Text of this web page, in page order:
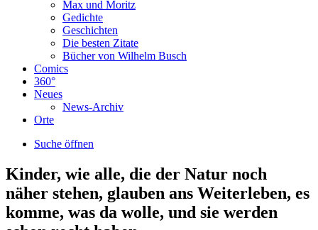
Max und Moritz
Gedichte
Geschichten
Die besten Zitate
Bücher von Wilhelm Busch
Comics
360°
Neues
News-Archiv
Orte
Suche öffnen
Kinder, wie alle, die der Natur noch
näher stehen, glauben ans Weiterleben, es
komme, was da wolle, und sie werden